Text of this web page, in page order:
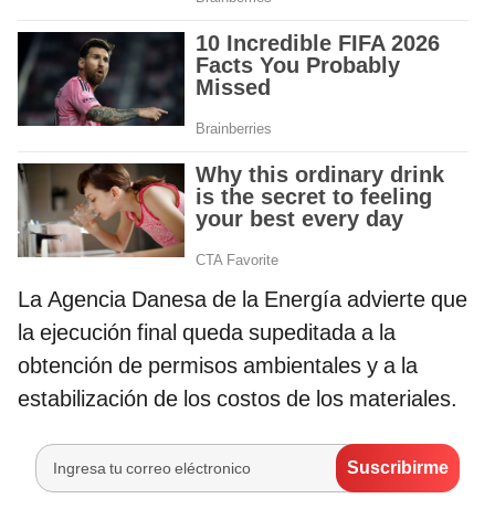
La Agencia Danesa de la Energía advierte que
la ejecución final queda supeditada a la
obtención de permisos ambientales y a la
estabilización de los costos de los materiales.